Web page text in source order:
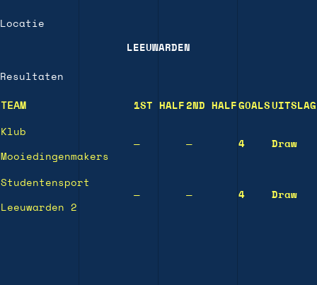
Locatie
LEEUWARDEN
Resultaten
TEAM 1ST HALF 2ND HALF GOALS UITSLAG
Klub
Mooiedingenmakers
— — 4 Draw
Studentensport
Leeuwarden 2
— — 4 Draw